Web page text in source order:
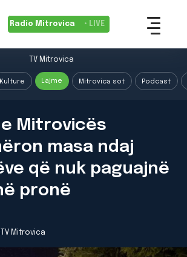
Radio Mitrovica • LIVE
TV Mitrovica
Kulture Lajme Mitrovica sot Podcast
e Mitrovicës
masa ndaj
që nuk paguajnë
pronë
Mitrovica